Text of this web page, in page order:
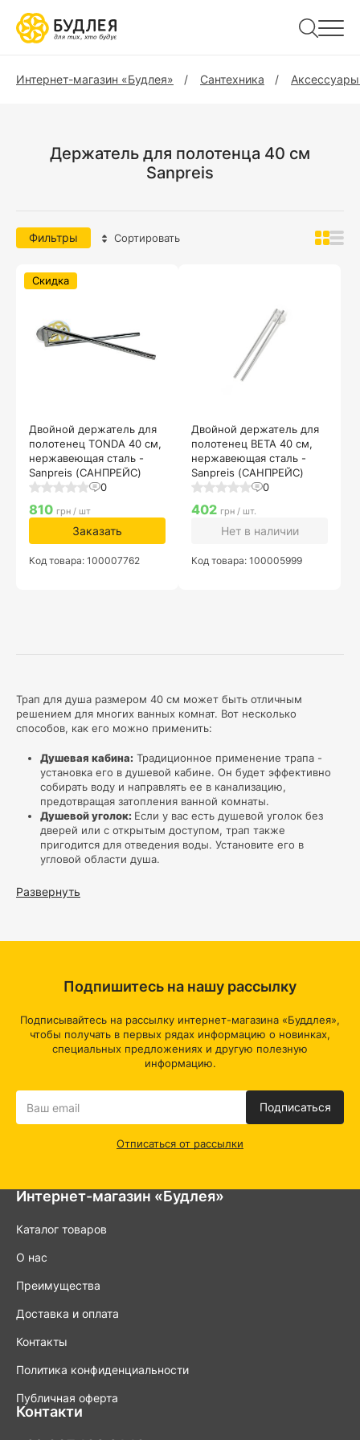
Интернет-магазин «Будлея» Сантехника
Держатель для полотенца 40 см
Sanpreis
Трап для душа размером 40 см может быть отличным
решением для многих ванных комнат. Вот несколько
способов, как его можно применить:
Душевая кабина: Традиционное применение трапа -
установка его в душевой кабине. Он будет эффективно
собирать воду и направлять ее в канализацию,
предотвращая затопления ванной комнаты.
Душевой уголок: Если у вас есть душевой уголок без
дверей или с открытым доступом, трап также
пригодится для отведения воды. Установите его в
угловой области душа.
современных дизайнах ванных комнат применяются
душевые зоны без бортиков, где вода стекает прямо на
и вы хотите сохранить чистоту и эстетику пространства,
менее заметны и не нарушают общий стиль интерьера.
Установка под столешницей: В некоторых случаях,
например, при оборудовании ванных комнат в
коммерческих помещениях, трапы могут быть
обеспечить удобство и гигиеничность.
Развернуть
Фильтры Сортировать
Двойной держатель для
полотенец TONDA 40 см,
нержавеющая сталь -
Sanpreis (САНПРЕЙС)
0
Скидка
810 грн / шт
Заказать
Код товара: 100007762
Двойной держатель для
полотенец BETA 40 см,
нержавеющая сталь -
Sanpreis (САНПРЕЙС)
0
402 грн / шт.
Нет в наличии
Код товара: 100005999
Интернет-магазин «Будлея»
Каталог товаров
О нас
Преимущества
Доставка и оплата
Контакты
Политика конфиденциальности
Публичная оферта
Контакти
Подпишитесь на нашу рассылку
Подписывайтесь на рассылку интернет-магазина «Буддлея»,
чтобы получать в первых рядах информацию о новинках,
специальных предложениях и другую полезную
информацию.
Подписаться
Отписаться от рассылки